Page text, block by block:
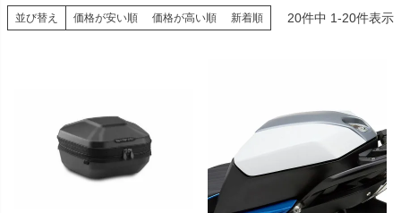
並び替え 価格が安い順 価格が高い順 新着順 20件中 1-20件表示